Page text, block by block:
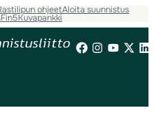
ohjeetAloita suunnistus
Fin5Kuvapankki